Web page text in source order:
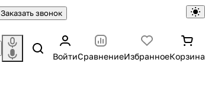
Заказать звонок
ВойтиСравнениеИзбранноеКорзина